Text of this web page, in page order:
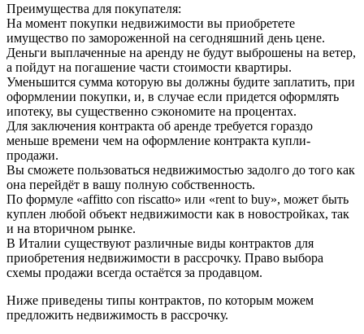
Преимущества для покупателя:
На момент покупки недвижимости вы приобретете
имущество по замороженной на сегодняшний день цене.
Деньги выплаченные на аренду не будут выброшены на ветер,
а пойдут на погашение части стоимости квартиры.
Уменьшится сумма которую вы должны будите заплатить, при
оформлении покупки, и, в случае если придется оформлять
ипотеку, вы существенно сэкономите на процентах.
Для заключения контракта об аренде требуется гораздо
меньше времени чем на оформление контракта купли-
продажи.
Вы сможете пользоваться недвижимостью задолго до того как
она перейдёт в вашу полную собственность.
По формуле «affitto con riscatto» или «rent to buy», может быть
куплен любой объект недвижимости как в новостройках, так
и на вторичном рынке.
В Италии существуют различные виды контрактов для
приобретения недвижимости в рассрочку. Право выбора
схемы продажи всегда остаётся за продавцом.
Ниже приведены типы контрактов, по которым можем
предложить недвижимость в рассрочку.